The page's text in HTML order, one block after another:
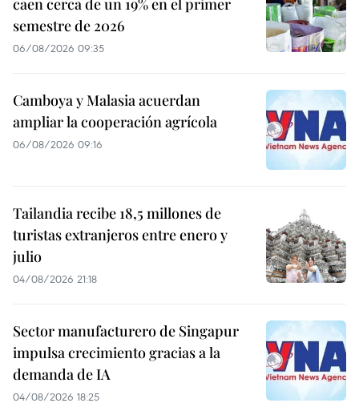
caen cerca de un 19% en el primer
semestre de 2026
06/08/2026 09:35
Camboya y Malasia acuerdan
ampliar la cooperación agrícola
06/08/2026 09:16
Tailandia recibe 18,5 millones de
turistas extranjeros entre enero y
julio
04/08/2026 21:18
Sector manufacturero de Singapur
impulsa crecimiento gracias a la
demanda de IA
04/08/2026 18:25